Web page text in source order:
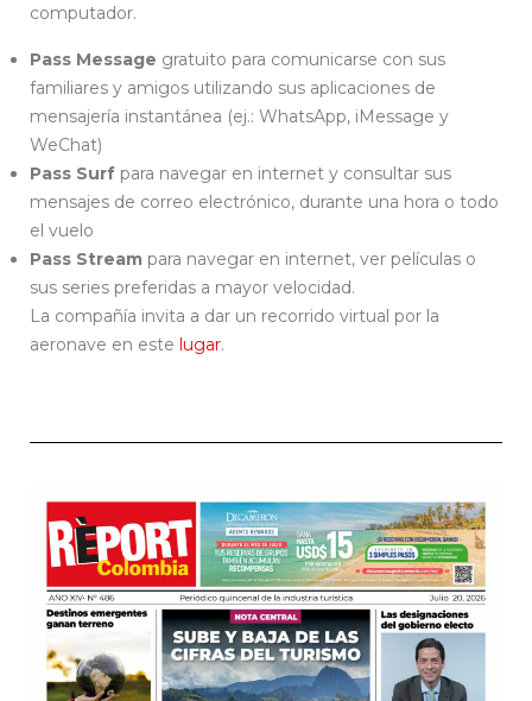
computador.
Pass Message gratuito para comunicarse con sus
familiares y amigos utilizando sus aplicaciones de
mensajería instantánea (ej.: WhatsApp, iMessage y
WeChat)
Pass Surf para navegar en internet y consultar sus
mensajes de correo electrónico, durante una hora o todo
el vuelo
Pass Stream para navegar en internet, ver películas o
sus series preferidas a mayor velocidad.
La compañía invita a dar un recorrido virtual por la
aeronave en este lugar.